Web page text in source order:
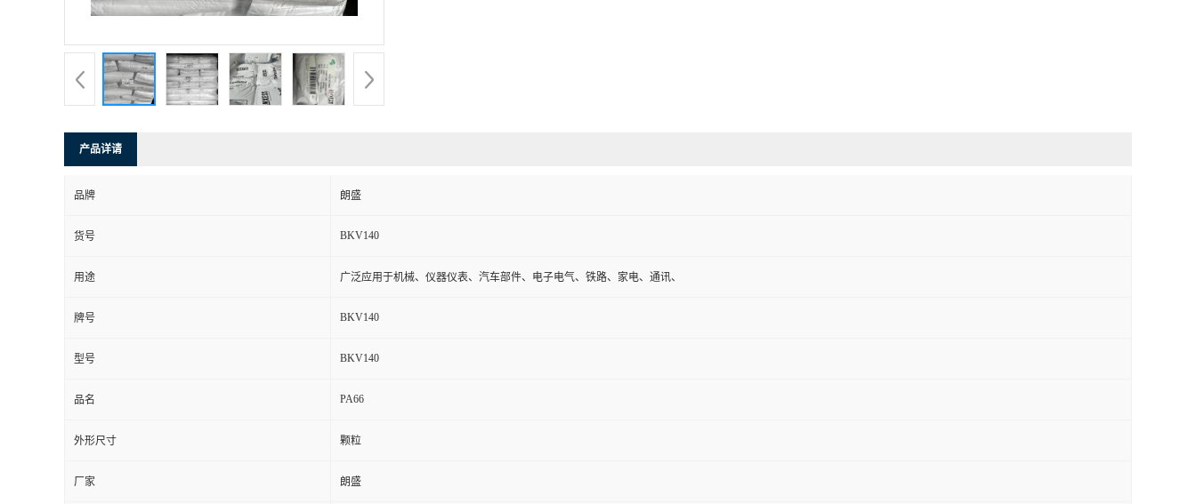
产品详请
品牌 朗盛
货号 BKV140
用途 广泛应用于机械、仪器仪表、汽车部件、电子电气、铁路、家电、通讯、
牌号 BKV140
型号 BKV140
品名 PA66
外形尺寸 颗粒
厂家 朗盛